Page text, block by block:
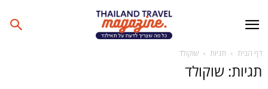
דף הבית תגיות שוקולד
תגיות: שוקולד